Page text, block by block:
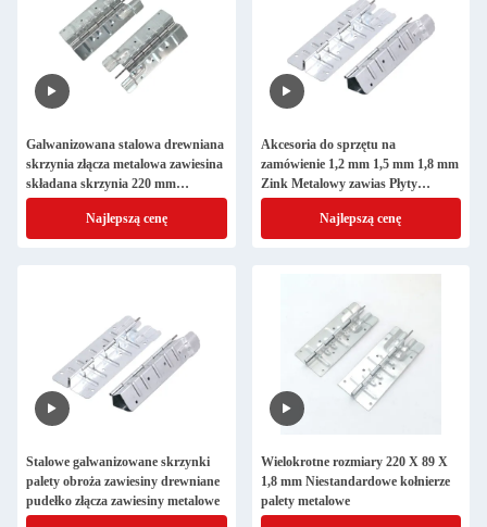
Galwanizowana stalowa drewniana
skrzynia złącza metalowa zawiesina
składana skrzynia 220 mm
zawiesina sprzęt
Najlepszą cenę
Akcesoria do sprzętu na
zamówienie 1,2 mm 1,5 mm 1,8 mm
Zink Metalowy zawias Płyty
drewniane Palety Kołnierz zawias
Najlepszą cenę
Stalowe galwanizowane skrzynki
palety obroża zawiesiny drewniane
pudełko złącza zawiesiny metalowe
Wielokrotne rozmiary 220 X 89 X
1,8 mm Niestandardowe kołnierze
palety metalowe